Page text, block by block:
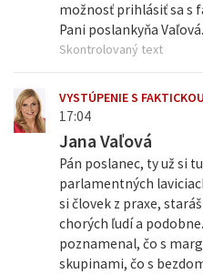
možnosť prihlásiť sa s
Pani poslankyňa Vaľová.
Skontrolovaný text
VYSTÚPENIE S
17:04
Jana Vaľová
Pán poslanec, ty už si
parlamentných
si človek z praxe,
chorých ľudí a
poznamenal, čo s
skupinami, čo s